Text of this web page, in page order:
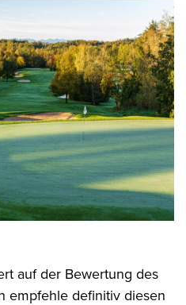
auf der Bewertung des
empfehle definitiv diesen